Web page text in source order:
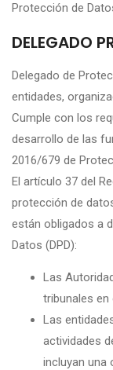
Protección de
DELEGADO
Delegado de
entidades,
Cumple con los
desarrollo de las
2016/679 de
El artículo 37 del
protección de
están obligados a
Datos (DPD):
Las
tribunales en
Las
actividades
incluyan una